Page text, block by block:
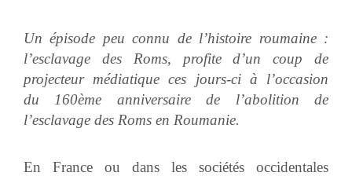
Un épisode peu connu de l’histoire roumaine :
l’esclavage des Roms, profite d’un coup de
projecteur médiatique ces jours-ci à l’occasion
du 160ème anniversaire de l’abolition de
l’esclavage des Roms en Roumanie.
En France ou dans les sociétés occidentales